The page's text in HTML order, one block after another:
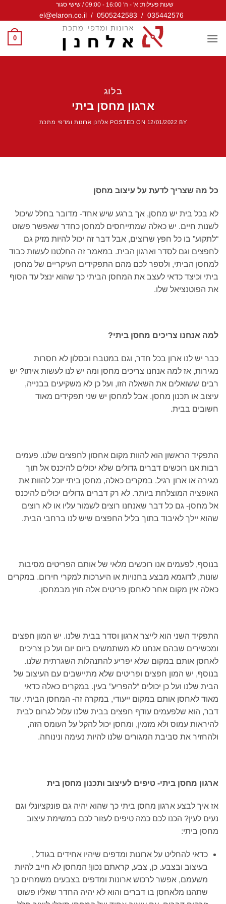
שעות פעילות: א' - ה' 16:00 - 09:00 / שישי סגור
035442576
/
0505242583
/
el@elaron.co.il
0
בלוג
ארגון מחסן ביתי
POSTED ON 12/01/2022 BY אלחנן ארונות ומדפי מתכת
כל מה שצריך לדעת על עיצוב מחסן
לא בכל בית יש מחסן, אך ברגע שיש אחד- מדובר בחלל שיכול
לשנות חיים. יש כאלה שמתייחסים למחסן כחדר שאפשר פשוט
“לתקוע” בו כל חפץ שרוצים, אבל דבר זה יכול להיות מזיק גם
לחפצים וגם לסדר וארגון הבית. במאמר זה החלטנו לעשות כבוד
למחסן הביתי, ולספר לכם מהם התפקידים העיקריים של מחסן
ביתי וכיצד כדאי לעצב את המחסן הביתי כך שהוא ינצל עד הסוף
את הפוטנציאל שלו.
למה אנחנו צריכים מחסן ביתי?
כבר יש לנו ארון בכל חדר, וגם במטבח ובסלון לא חסרות
מגירות, אז למה אנחנו צריכים מחסן ומה יש לנו לעשות איתו? יש
רבים ששואלים את השאלה הזו, ועל כן לא משקיעים בבנייה,
עיצוב או תכנון מחסן. אבל למחסן יש שני תפקידים מאוד
חשובים בבית.
התפקיד הראשון הוא להוות מקום אחסון לחפצים שלנו. פעמים
רבות אנו רוכשים דברים גדולים שלא יכולים להיכנס אל תוך
מגירה או ארון רגיל. במקרים כאלה, מחסן ביתי יוכל להוות את
האופציה המוצלחת ביותר. לא רק דברים גדולים יכולים להיכנס
אל מחסן- גם כל דבר שאנחנו רוצים לשמור עליו או לא רוצים
שהוא יילך לאיבוד בתוך בליל החפצים שיש לנו ברחבי הבית.
בנוסף, לפעמים אנו רוכשים מלאי של אותם הפריטים מסיבות
שונות, לדוגמא מבצע בחנויות או היערכות למקרי חירום. במקרים
כאלה אין מקום אחר לאחסן פריטים אלה חוץ מבמחסן.
התפקיד השני הוא לייצר ארגון וסדר בבית שלנו. יש המון חפצים
ומכשירים שבהם אנחנו לא משתמשים ביום יום ועל כן צריכים
לאחסן אותם במקום שלא יפריע להתנהלות השגרתית שלנו.
בנוסף, יש המון חפצים ופריטים שלא מתיישבים עם העיצוב של
הבית שלנו ועל כן יכולים “להפריע” בעין. במקרים כאלה כדאי
מאוד לאחסן אותם במקום ייעודי, במקרה זה- המחסן הביתי. עוד
דבר, הוא שלפעמים עודף חפצים בבית שלנו עלול לגרום לבית
להיראות עמוס ולא מזמין, ומחסן יכול להקל על העומס הזה,
ולהחזיר את סביבת המגורים שלנו להיות נעימה ונינוחה.
ארגון מחסן ביתי- טיפים לעיצוב ותכנון מחסן בית
אז איך לבצע ארגון מחסן ביתי כך שהוא יהיה גם פונקציונלי וגם
נעים לעין? הכנו לכם כמה טיפים לעזור לכם במשימת עיצוב
מחסן ביתי:
כדאי להחליט על ארונות ומדפים שיהיו אחידים בגודל ,
בעיצוב ובצבע. כן, צבע, קראתם נכון! המחסן לא חייב להיות
משעמם, אפשר לרכוש ארונות ומדפים בצבעים משמחים כך
שתהנו מלאחסן בו דברים והוא לא יהיה החדר שאליו פשוט